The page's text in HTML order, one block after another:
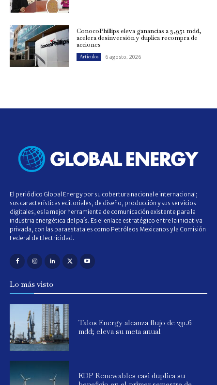
ConocoPhillips eleva ganancias a 3,951 mdd,
acelera desinversión y duplica recompra de
acciones
Artículos 6 agosto, 2026
El periódico Global Energy por su cobertura nacional e internacional;
sus características editoriales, de diseño, producción y sus servicios
digitales, es la mejor herramienta de comunicación existente para la
industria energética del país. Es el enlace estratégico entre la iniciativa
privada, con las paraestatales como Petróleos Mexicanos y la Comisión
Federal de Electricidad.
Lo más visto
Talos Energy alcanza flujo de 231.6
mdd; eleva su meta anual
EDP Renewables casi duplica su